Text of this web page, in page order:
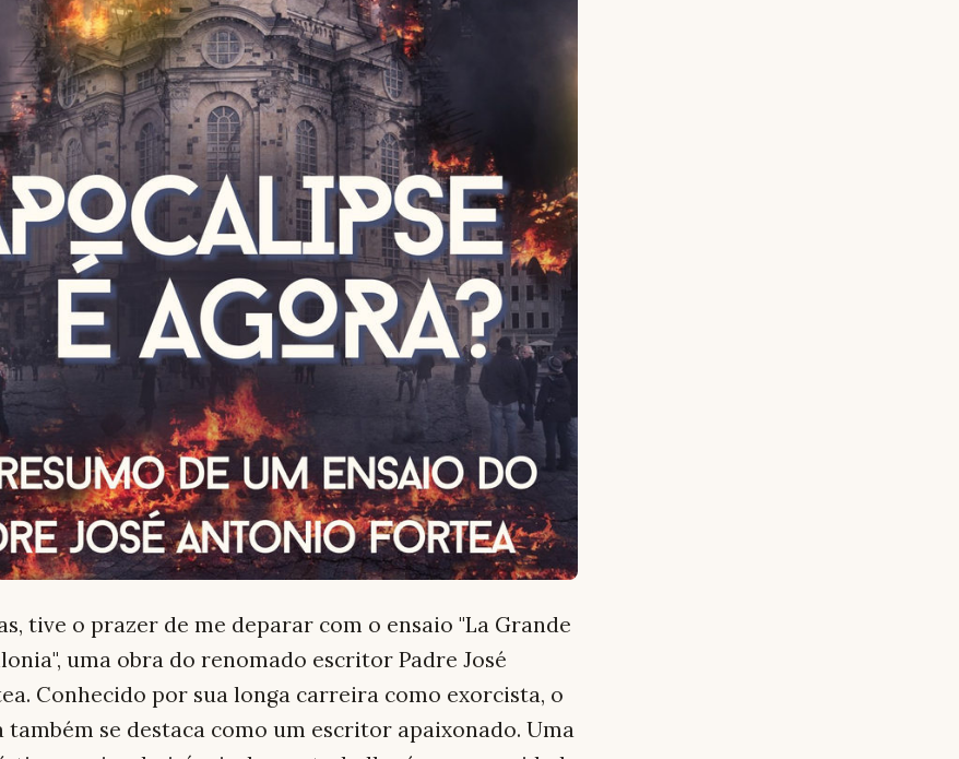
tive o prazer de me deparar com o ensaio "La Grande
uma obra do renomado escritor Padre José
Conhecido por sua longa carreira como exorcista, o
também se destaca como um escritor apaixonado. Uma